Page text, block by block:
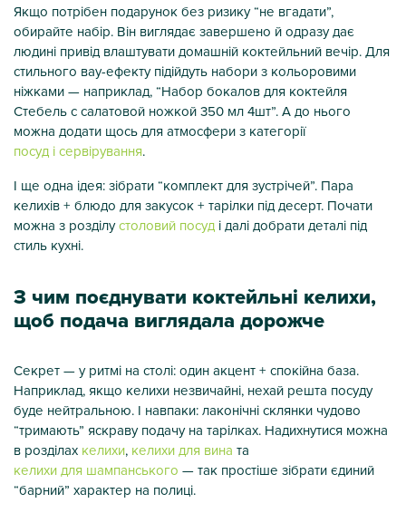
Якщо потрібен подарунок без ризику “не вгадати”,
обирайте набір. Він виглядає завершено й одразу дає
людині привід влаштувати домашній коктейльний вечір. Для
стильного вау-ефекту підійдуть набори з кольоровими
ніжками — наприклад, “Набор бокалов для коктейля
Стебель с салатовой ножкой 350 мл 4шт”. А до нього
можна додати щось для атмосфери з категорії
посуд і сервірування.
І ще одна ідея: зібрати “комплект для зустрічей”. Пара
келихів + блюдо для закусок + тарілки під десерт. Почати
можна з розділустоловий посуд і далі добрати деталі під
стиль кухні.
З чим поєднувати коктейльні келихи,
щоб подача виглядала дорожче
Секрет — у ритмі на столі: один акцент + спокійна база.
Наприклад, якщо келихи незвичайні, нехай решта посуду
буде нейтральною. І навпаки: лаконічні склянки чудово
“тримають” яскраву подачу на тарілках. Надихнутися можна
в розділах келихи, келихи для вина та
келихи для шампанського — так простіше зібрати єдиний
“барний” характер на полиці.